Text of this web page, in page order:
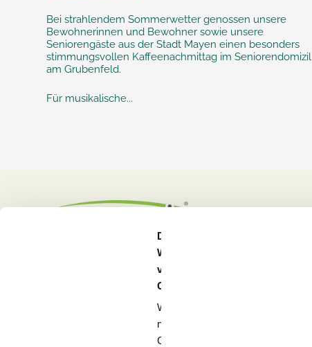
Diese
Webseite
verwendet
Cookies
Wir
nutzen
Cookies
Bei strahlendem Sommerwetter genossen unsere
Bewohnerinnen und Bewohner sowie unsere
Seniorengäste aus der Stadt Mayen einen besonders
stimmungsvollen Kaffeenachmittag im Seniorendomizil
am Grubenfeld.
Für musikalische...
Standorte & Häuser